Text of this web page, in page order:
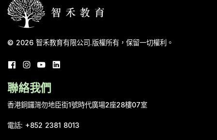
© 2026 智禾教育有限公司.版權所有，保留一切權利。
聯絡我們
香港銅鑼灣勿地臣街1號時代廣場2座28樓07室
電話: +852 2381 8013